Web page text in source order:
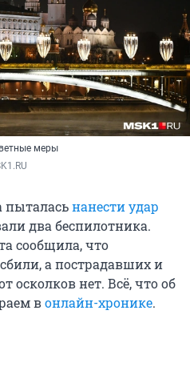
меры
пыталасьнанести удар
два беспилотника.
сообщила, что
а пострадавших и
осколков нет. Всё, что об
вонлайн-хронике.